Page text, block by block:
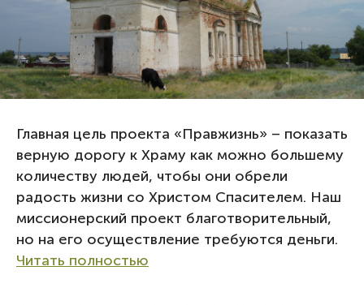
Главная цель проекта «Правжизнь» – показать
верную дорогу к Храму как можно большему
количеству людей, чтобы они обрели
радость жизни со Христом Спасителем. Наш
миссионерский проект благотворительный,
но на его осуществление требуются деньги.
Читать полностью